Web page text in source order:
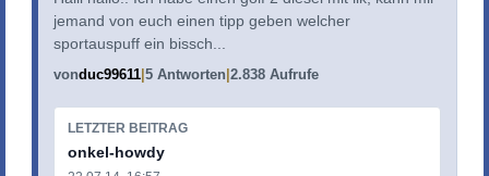
jemand von euch einen tipp geben welcher
sportauspuff ein bissch...
vonduc99611 5 Antworten 2.838 Aufrufe
LETZTER BEITRAG
onkel-howdy